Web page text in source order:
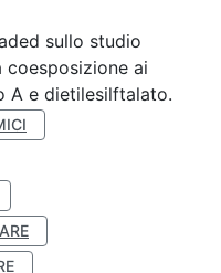
sullo studio
coesposizione ai
A e dietilesilftalato.